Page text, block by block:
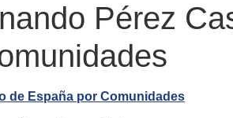
Pérez